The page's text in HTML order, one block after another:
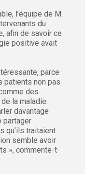
l’équipe de M.
du
afin de savoir ce
positive avait
parce
patients non pas
des
la maladie.
davantage
partager
qu’ils traitaient.
semble avoir
», commente-t-